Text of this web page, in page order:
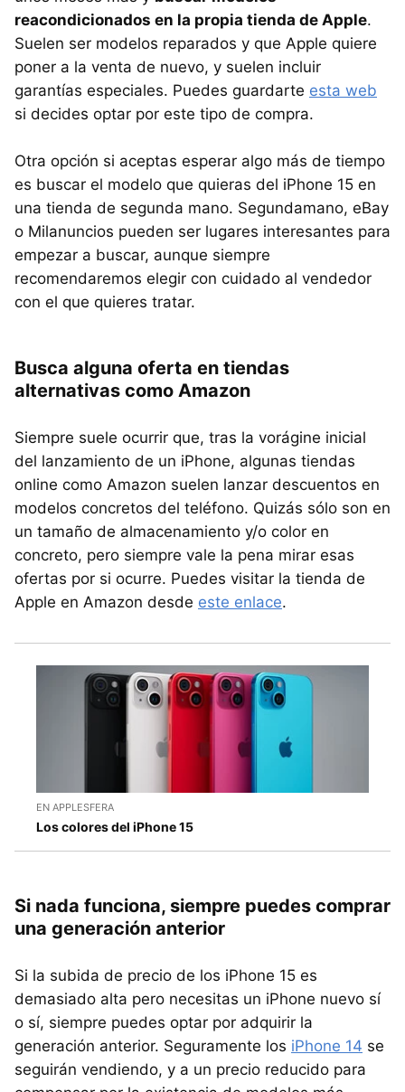
reacondicionados en la propia tienda de Apple.
Suelen ser modelos reparados y que Apple quiere
poner a la venta de nuevo, y suelen incluir
garantías especiales. Puedes guardarte esta web
si decides optar por este tipo de compra.
Otra opción si aceptas esperar algo más de tiempo
es buscar el modelo que quieras del iPhone 15 en
una tienda de segunda mano. Segundamano, eBay
o Milanuncios pueden ser lugares interesantes para
empezar a buscar, aunque siempre
recomendaremos elegir con cuidado al vendedor
con el que quieres tratar.
Busca alguna oferta en tiendas
alternativas como Amazon
Siempre suele ocurrir que, tras la vorágine inicial
del lanzamiento de un iPhone, algunas tiendas
online como Amazon suelen lanzar descuentos en
modelos concretos del teléfono. Quizás sólo son en
un tamaño de almacenamiento y/o color en
concreto, pero siempre vale la pena mirar esas
ofertas por si ocurre. Puedes visitar la tienda de
Apple en Amazon desde este enlace.
EN APPLESFERA
Los colores del iPhone 15
Si nada funciona, siempre puedes comprar
una generación anterior
Si la subida de precio de los iPhone 15 es
demasiado alta pero necesitas un iPhone nuevo sí
o sí, siempre puedes optar por adquirir la
generación anterior. Seguramente los iPhone 14 se
seguirán vendiendo, y a un precio reducido para